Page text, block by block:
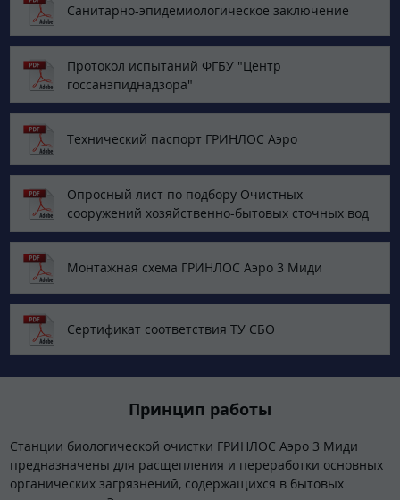
Санитарно-эпидемиологическое заключение
Протокол испытаний ФГБУ "Центр
госсанэпиднадзора"
Технический паспорт ГРИНЛОС Аэро
Опросный лист по подбору Очистных
сооружений хозяйственно-бытовых сточных вод
Монтажная схема ГРИНЛОС Аэро 3 Миди
Сертификат соответствия ТУ СБО
Принцип работы
Станции биологической очистки ГРИНЛОС Аэро 3 Миди
предназначены для расщепления и переработки основных
органических загрязнений, содержащихся в бытовых